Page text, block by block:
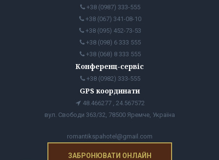
+38 (0987) 333-555
+38 (067) 341-08-10
+38 (095) 452-73-53
+38 (098) 6 333 555
+38 (068) 8 333 555
Конференц-сервіс
+38 (0982) 333-555
GPS координати
48.466277 , 24.567572
вул. Свободи 363/32, 78500 Яремче, Україна
romantikspahotel@gmail.com
ЗАБРОНЮВАТИ ОНЛАЙН